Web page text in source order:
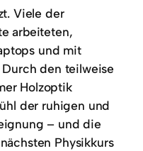
Viele der
arbeiteten,
und mit
den teilweise
Holzoptik
der ruhigen und
– und die
Physikkurs